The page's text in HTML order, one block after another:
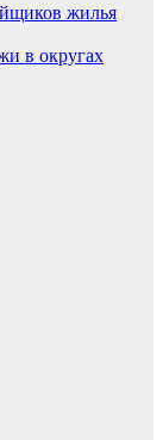
жилья
в округах